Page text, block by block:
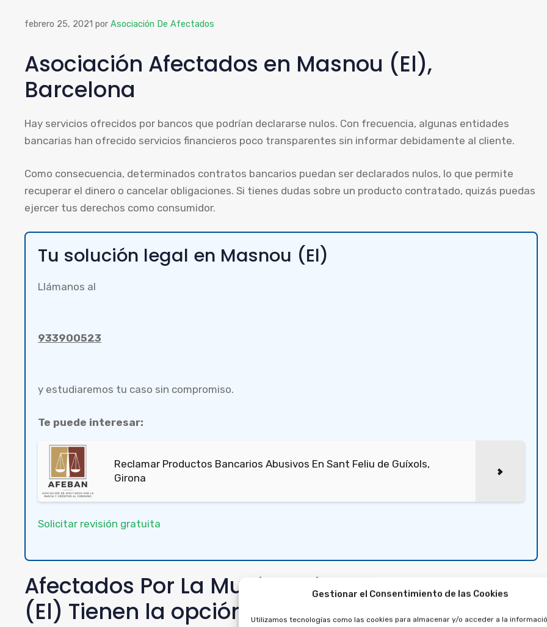
Gestionar el Consentimiento de las Cookies
Utilizamos tecnologías como las cookies para almacenar y/o acceder a la
febrero 25, 2021 por Asociación De Afectados
Asociación Afectados en Masnou (El),
Barcelona
Hay servicios ofrecidos por bancos que podrían declararse nulos. Con frecuencia, algunas entidades
bancarias han ofrecido servicios financieros poco transparentes sin informar debidamente al cliente.
Como consecuencia, determinados contratos bancarios puedan ser declarados nulos, lo que permite
recuperar el dinero o cancelar obligaciones. Si tienes dudas sobre un producto contratado, quizás puedas
ejercer tus derechos como consumidor.
Tu solución legal en Masnou (El)
Llámanos al
933900523
y estudiaremos tu caso sin compromiso.
Te puede interesar:
Reclamar Productos Bancarios Abusivos En Sant Feliu de Guíxols,
Girona
Solicitar revisión gratuita
Afectados Por La Multipropiedad en Masnou
(El) Tienen la opción de anular el crédito